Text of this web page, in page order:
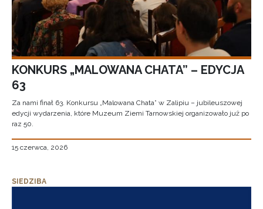
KONKURS „MALOWANA CHATA” – EDYCJA
63
Za nami finał 63. Konkursu „Malowana Chata” w Zalipiu – jubileuszowej
edycji wydarzenia, które Muzeum Ziemi Tarnowskiej organizowało już po
raz 50.
15 czerwca, 2026
SIEDZIBA